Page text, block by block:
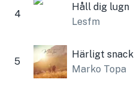
4
Håll dig lugn
Lesfm
5
Härligt snack
Marko Topa